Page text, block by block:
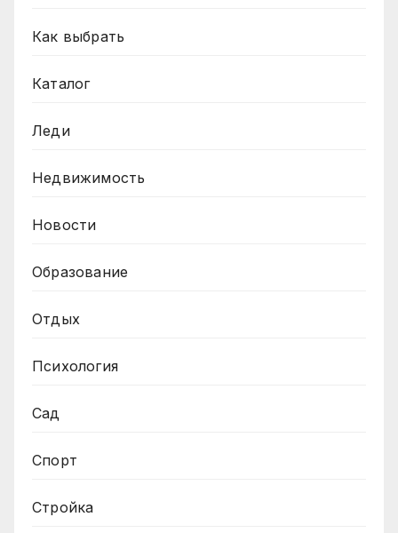
Как выбрать
Каталог
Леди
Недвижимость
Новости
Образование
Отдых
Психология
Сад
Спорт
Стройка